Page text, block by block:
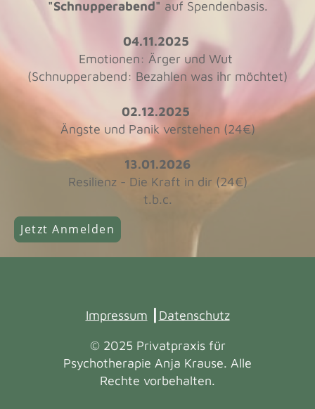
"Schnupperabend" auf Spendenbasis.
04.11.2025
Emotionen: Ärger und Wut
(Schnupperabend: Bezahlen was ihr möchtet)
02.12.2025
Ängste und Panik verstehen (24€)
13.01.2026
Resilienz - Die Kraft in dir (24€)
t.b.c.
Jetzt Anmelden
Impressum Datenschutz
© 2025 Privatpraxis für
Psychotherapie Anja Krause. Alle
Rechte vorbehalten.